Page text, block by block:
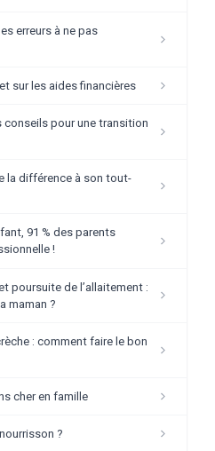
erreurs à ne pas
sur les aides financières
conseils pour une transition
la différence à son tout-
91 % des parents
!
poursuite de l’allaitement :
maman ?
: comment faire le bon
cher en famille
?